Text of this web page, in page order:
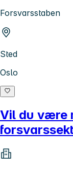
Forsvarsstaben
Sted
Oslo
Vil du være